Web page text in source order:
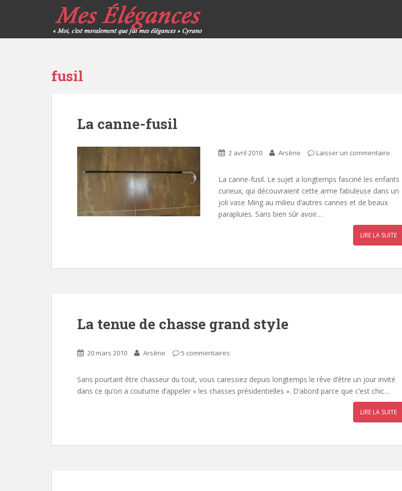
fusil
La canne-fusil
2 avril 2010 Arsène Laisser un commentaire
La canne-fusil. Le sujet a longtemps fasciné les enfants
curieux, qui découvraient cette arme fabuleuse dans un
joli vase Ming au milieu d’autres cannes et de beaux
parapluies. Sans bien sûr avoir…
LIRE LA SUITE
La tenue de chasse grand style
20 mars 2010 Arsène 5 commentaires
Sans pourtant être chasseur du tout, vous caressiez depuis longtemps le rêve d’être un jour invité
dans ce qu’on a coutume d’appeler « les chasses présidentielles ». D’abord parce que c’est chic…
LIRE LA SUITE